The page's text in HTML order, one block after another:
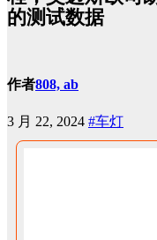
的测试数据
作者808, ab
3 月 22, 2024 #车灯